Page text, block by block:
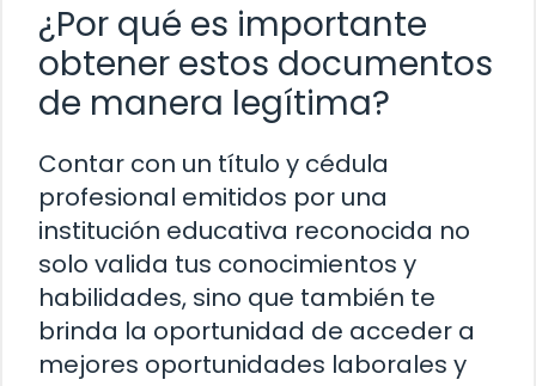
¿Por qué es importante
obtener estos documentos
de manera legítima?
Contar con un título y cédula
profesional emitidos por una
institución educativa reconocida no
solo valida tus conocimientos y
habilidades, sino que también te
brinda la oportunidad de acceder a
mejores oportunidades laborales y